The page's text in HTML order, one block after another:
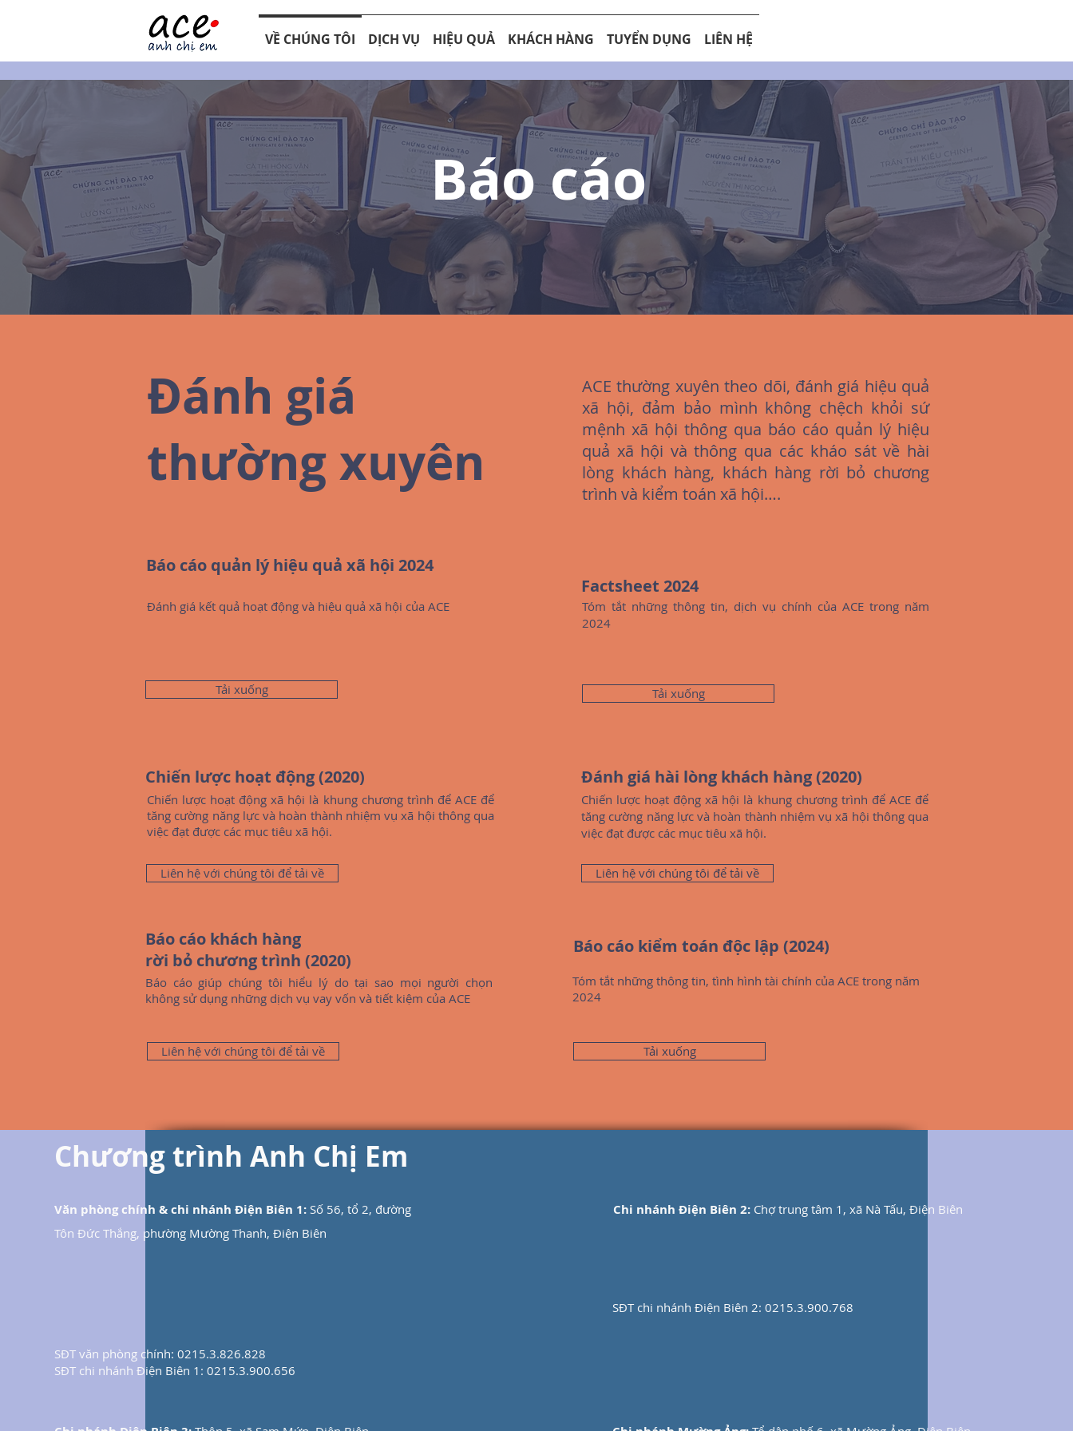
VỀ CHÚNG TÔI DỊCH VỤ HIỆU QUẢ KHÁCH HÀNG TUYỂN DỤNG LIÊN HỆ
Báo cáo
Đánh giá
thường xuyên
Báo cáo quản lý hiệu quả xã hội 2024
Đánh giá kết quả hoạt động và hiệu quả xã hội của ACE
Tải xuống
Chiến lược hoạt động (2020)
Chiến lược hoạt động xã hội là khung chương trình để ACE để
tăng cường năng lực và hoàn thành nhiệm vụ xã hội thông qua
việc đạt được các mục tiêu xã hội.
Liên hệ với chúng tôi để tải về
Báo cáo khách hàng
rời bỏ chương trình (2020)
Báo cáo giúp chúng tôi hiểu lý do tại sao mọi người chọn
không sử dụng những dịch vụ vay vốn và tiết kiệm của ACE
Liên hệ với chúng tôi để tải về
ACE thường xuyên theo dõi, đánh giá hiệu quả
xã hội, đảm bảo mình không chệch khỏi sứ
mệnh xã hội thông qua báo cáo quản lý hiệu
quả xã hội và thông qua các kháo sát về hài
lòng khách hàng, khách hàng rời bỏ chương
trình và kiểm toán xã hội….
Factsheet 2024
Tóm tắt những thông tin, dịch vụ chính của ACE trong năm
2024
Tải xuống
Đánh giá hài lòng khách hàng (2020)
Chiến lược hoạt động xã hội là khung chương trình để ACE để
tăng cường năng lực và hoàn thành nhiệm vụ xã hội thông qua
việc đạt được các mục tiêu xã hội.
Liên hệ với chúng tôi để tải về
Báo cáo kiểm toán độc lập (2024)
Tóm tắt những thông tin, tình hình tài chính của ACE trong năm
2024
Tải xuống
Chương trình Anh Chị Em
Văn phòng chính & chi nhánh Điện Biên 1: Số 56, tổ 2, đường
Tôn Đức Thắng, phường Mường Thanh, Điện Biên
Chi nhánh Điện Biên 2: Chợ trung tâm 1 , xã Nà Tấu, Điện Biên
SĐT chi nhánh Điện Biên 2: 0215.3.900.768
SĐT văn phòng chính: 0215.3.826.828
SĐT chi nhánh Điện Biên 1: 0215.3.900.656